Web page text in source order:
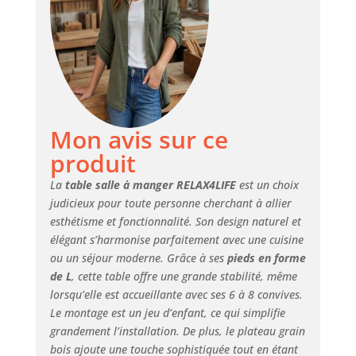
80 cm offre un
grand espace pour
6 à 8 personnes,
permettant de
profiter des repas
en famille ou entre
couverts,
snacks, boissons,
★CONSTRUCTION
ROBUSTE★
Supporté par des
pieds épais en
forme de L,
renforcé par des
vis serrés de
qualité, la table de
salle à manger
Mon avis sur ce
produit
La table salle à manger RELAX4LIFEest un choix
judicieux pour toute personne cherchant à allier
esthétisme et fonctionnalité. Son design naturel et
élégant s’harmonise parfaitement avec une cuisine
ou un séjour moderne. Grâce à ses pieds en forme
de L, cette table offre une grande stabilité, même
lorsqu’elle est accueillante avec ses 6 à 8 convives.
Le montage est un jeu d’enfant, ce qui simplifie
grandement l’installation. De plus, le plateau grain
bois ajoute une touche sophistiquée tout en étant